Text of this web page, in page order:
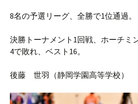
8名の予選リーグ、全勝で1位通過。
決勝トーナメント1回戦、ホーチミ
4で敗れ、ベスト16。
後藤 世羽（静岡学園高等学校）